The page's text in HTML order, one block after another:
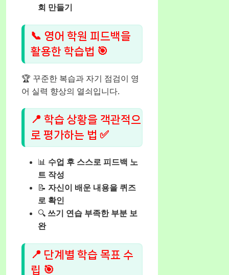
회 만들기
📞 영어 학원 피드백을
활용한 학습법 🎯
🏆 꾸준한 복습과 자기 점검이 영
어 실력 향상의 열쇠입니다.
📍 학습 상황을 객관적으
로 평가하는 법 ✅
📊 수업 후 스스로 피드백 노
트 작성
📝 자신이 배운 내용을 퀴즈
로 확인
🔍 쓰기 연습 부족한 부분 보
완
📍 단계별 학습 목표 수
립 🎯